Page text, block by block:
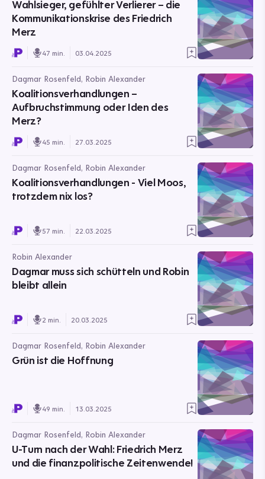
Wahlsieger, gefühlter Verlierer – die
Kommunikationskrise des Friedrich
Merz
47 min. 03.04.2025
Dagmar Rosenfeld, Robin Alexander
Koalitionsverhandlungen –
Aufbruchstimmung oder Iden des
Merz?
45 min. 27.03.2025
Dagmar Rosenfeld, Robin Alexander
Koalitionsverhandlungen - Viel Moos,
trotzdem nix los?
57 min. 22.03.2025
Robin Alexander
Dagmar muss sich schütteln und Robin
bleibt allein
2 min. 20.03.2025
Dagmar Rosenfeld, Robin Alexander
Grün ist die Hoffnung
49 min. 13.03.2025
Dagmar Rosenfeld, Robin Alexander
U-Turn nach der Wahl: Friedrich Merz
und die finanzpolitische Zeitenwende!